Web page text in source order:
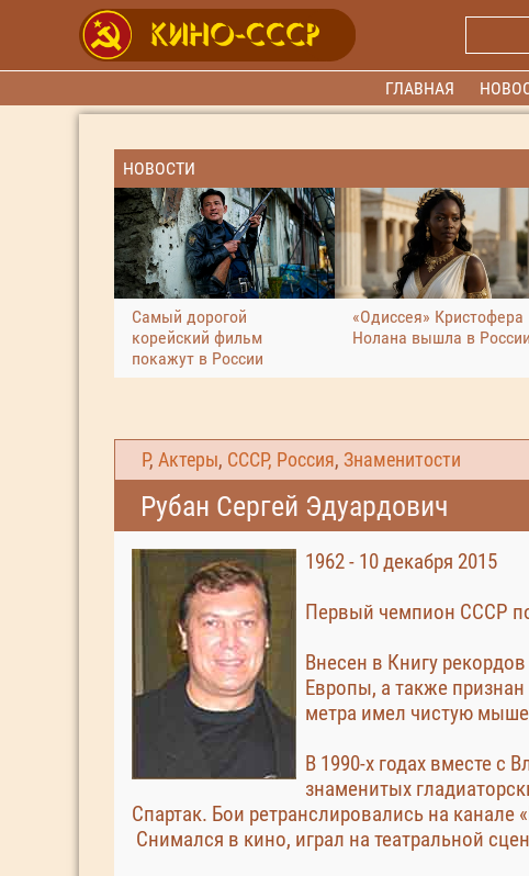
ГЛАВНАЯ
НОВОСТИ
Самый дорогой
корейский фильм
покажут в России
«Одиссея» Кристофера
Нолана вышла в России
Р, Актеры, СССР, Россия, Знаменитости
Рубан Сергей Эдуардович
1962 - 10 декабря 2015
Первый чемпион СССР
Внесен в Книгу
Европы, а также
метра имел чистую
В 1990-х годах вместе с
знаменитых
Спартак. Бои ретранслировались на канале
Снимался в кино, играл на театральной